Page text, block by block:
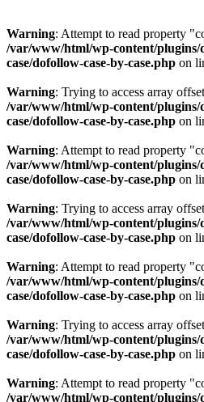
Warning: Attempt to read property
/var/www/html/wp-content/plugins/
case/dofollow-case-by-case.php on
Warning: Trying to access array
/var/www/html/wp-content/plugins/
case/dofollow-case-by-case.php on
Warning: Attempt to read property
/var/www/html/wp-content/plugins/
case/dofollow-case-by-case.php on
Warning: Trying to access array
/var/www/html/wp-content/plugins/
case/dofollow-case-by-case.php on
Warning: Attempt to read property
/var/www/html/wp-content/plugins/
case/dofollow-case-by-case.php on
Warning: Trying to access array
/var/www/html/wp-content/plugins/
case/dofollow-case-by-case.php on
Warning: Attempt to read property
/var/www/html/wp-content/plugins/